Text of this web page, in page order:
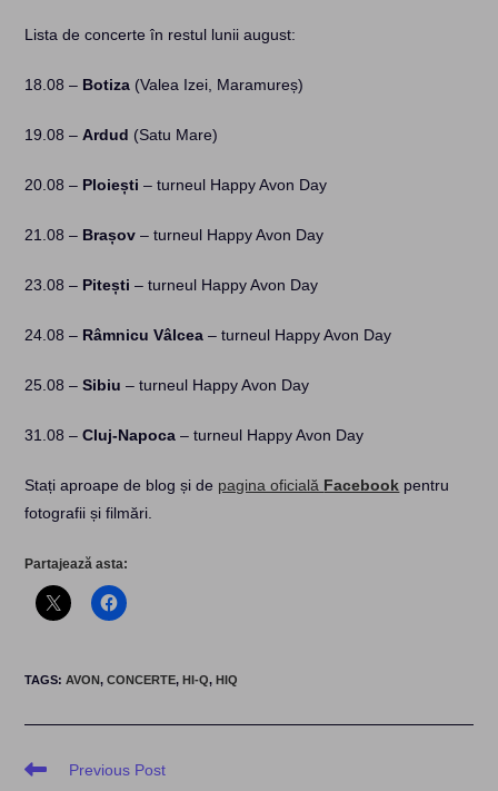
Lista de concerte în restul lunii august:
18.08 – Botiza (Valea Izei, Maramureș)
19.08 – Ardud (Satu Mare)
20.08 – Ploiești – turneul Happy Avon Day
21.08 – Brașov – turneul Happy Avon Day
23.08 – Pitești – turneul Happy Avon Day
24.08 – Râmnicu Vâlcea – turneul Happy Avon Day
25.08 –Sibiu – turneul Happy Avon Day
31.08 –Cluj-Napoca – turneul Happy Avon Day
Stați aproape de blog și de pagina oficială Facebook pentru
fotografii și filmări.
Partajează asta:
TAGS:AVON, CONCERTE, HI-Q, HIQ
Read
Previous Post